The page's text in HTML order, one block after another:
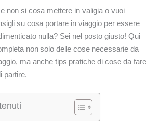
non si cosa mettere in valigia o vuoi
su cosa portare in viaggio per essere
nulla? Sei nel posto giusto! Qui
non solo delle cose necessarie da
ma anche tips pratiche di cose da fare
partire.